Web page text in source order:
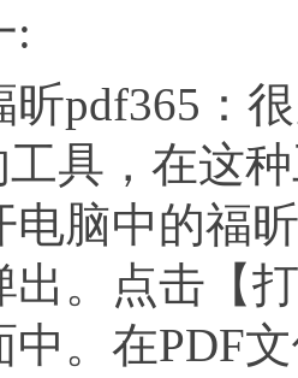
：很
工具，在这
电脑中的福
出。点击【
中。在PDF